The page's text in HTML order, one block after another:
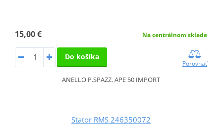
15,00 € Na centrálnom sklade
Do košíka
Porovnať
ANELLO P.SPAZZ. APE 50 IMPORT
Stator RMS 246350072